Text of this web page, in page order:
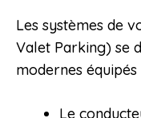
Les systèmes de
Valet Parking) se
modernes
Le